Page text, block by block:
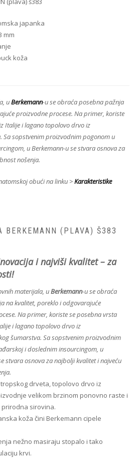
japanka
mm
koža
uBerkemann-u se obraća posebna pažnja
proizvodne procese. Na primer, koriste
Italije i lagano topolovo drvo iz
Sa sopstvenim proizvodnim pogonom u
u Berkemann-u se stvara osnova za
nošenja.
obući na linku >Karakteristike
BERKEMANN (PLAVA) Š383
i najviši kvalitet – za
materijala, uBerkemann-u se obraća
na kvalitet, poreklo i odgovarajuće
Na primer, koriste se posebna vrsta
i lagano topolovo drvo iz
šumarstva. Sa sopstvenim proizvodnim
i doslednim insourcingom, u
stvara osnova za najbolji kvalitet i najveću
drveta, topolovo drvo iz
velikom brzinom ponovno raste i
sirovina.
koža čini Berkemann cipele
nežno masiraju stopalo i tako
krvi.